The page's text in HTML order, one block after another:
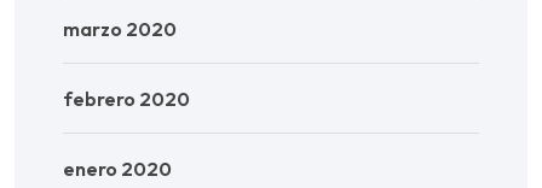
marzo 2020
febrero 2020
enero 2020